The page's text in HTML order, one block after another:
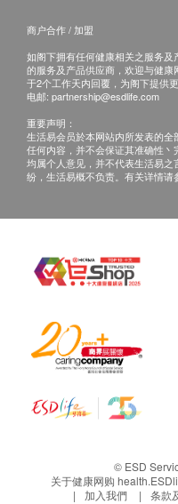
商户合作 / 加盟
如阁下拥有任何健康相关之服务
的服务及产品供应商，欢迎与健康
于2个工作天内回覆，为阁下提供
电邮: partnership@esdlife.com
重要声明：
生活易会员於本网站内所发表的
任何内容，并不会保证其准确性
均属个人意见，并不代表生活易
纷，生活易概不负责。有关详情请
© ESD
关于健康网购
加入我們
条款